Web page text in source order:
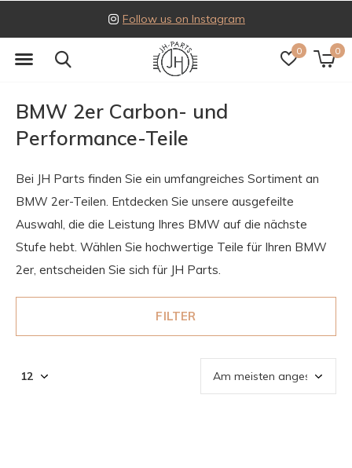
0 0
Follow us on Instagram
BMW 2er Carbon- und
Performance-Teile
Bei JH Parts finden Sie ein umfangreiches Sortiment an
BMW 2er-Teilen. Entdecken Sie unsere ausgefeilte
Auswahl, die die Leistung Ihres BMW auf die nächste
Stufe hebt. Wählen Sie hochwertige Teile für Ihren BMW
2er, entscheiden Sie sich für JH Parts.
FILTER